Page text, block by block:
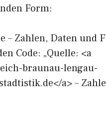
Form:
– Zahlen, Daten und
Code: „Quelle: <a
braunau-lengau-
a> –